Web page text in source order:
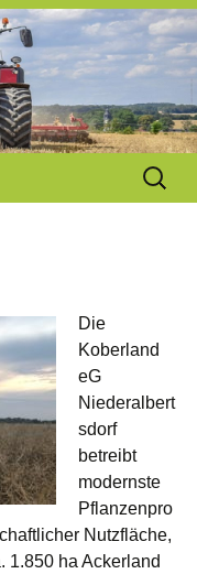
Suchen
nach:
Die
Koberland
eG
Niederalbert
sdorf
betreibt
modernste
Pflanzenpro
Nutzfläche,
1.850 ha Ackerland